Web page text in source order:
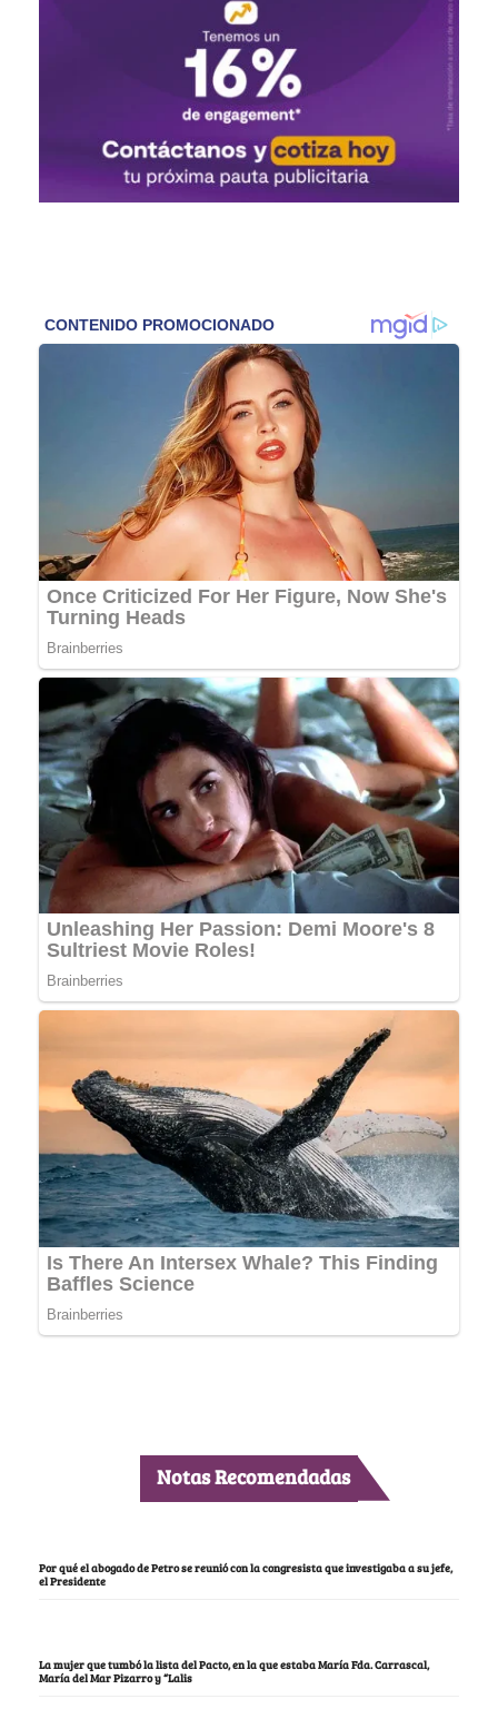
Notas Recomendadas
Por qué el abogado de Petro se reunió con la congresista que investigaba a su jefe,
el Presidente
La mujer que tumbó la lista del Pacto, en la que estaba María Fda. Carrascal,
María del Mar Pizarro y “Lalis